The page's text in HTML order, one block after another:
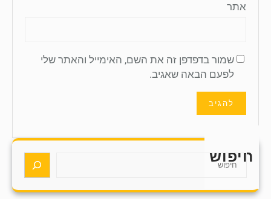
אתר
שמור בדפדפן זה את השם, האימייל והאתר שלי
לפעם הבאה שאגיב.
חיפוש
S
a